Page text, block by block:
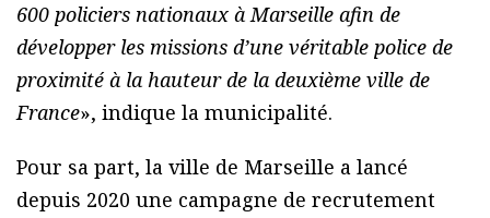
600 policiers nationaux à Marseille afin de
développer les missions d’une véritable police de
proximité à la hauteur de la deuxième ville de
France», indique la municipalité.
Pour sa part, la ville de Marseille a lancé
depuis 2020 une campagne de recrutement